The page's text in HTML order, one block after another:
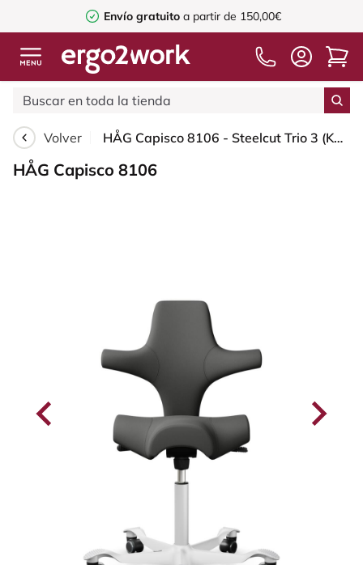
Envío gratuito a partir de 150,00€
Volver HÅG Capisco 8106 - Steelcut Trio 3 (Kvadrat) - Lana / Poliamida - STT383 - Charcoal - White - 150mm (seat height 40–55cm) - Soft castors for hard floors
HÅG Capisco 8106